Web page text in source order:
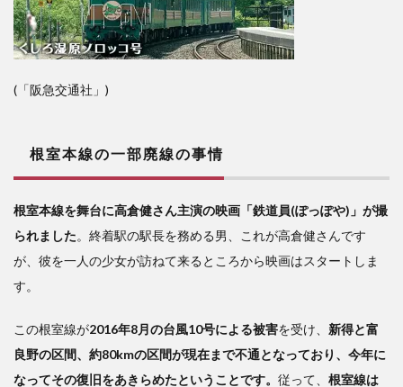
物
(「阪急交通社」)
根室本線の一部廃線の事情
根室本線を舞台に高倉健さん主演の映画「鉄道員(ぽっぽや)」が撮
られました。終着駅の駅長を務める男、これが高倉健さんです
が、彼を一人の少女が訪ねて来るところから映画はスタートしま
す。
この根室線が2016年8月の台風10号による被害を受け、 新得と富
良野の区間、約80kmの区間が現在まで不通となっており、今年に
なってその復旧をあきらめたということです。 従って、 根室線は